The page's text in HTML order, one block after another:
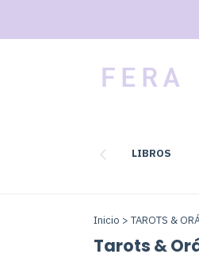
LIBROS
Inicio > TAROTS &
Tarots &